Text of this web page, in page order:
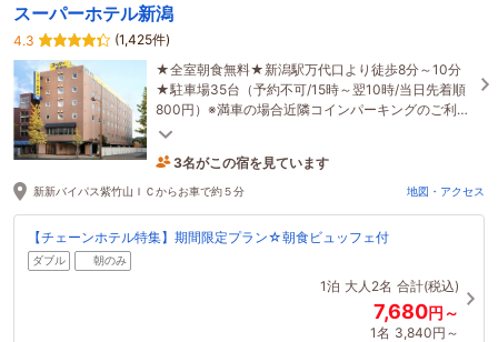
スーパーホテル新潟
4.3
(1,425件)
★全室朝食無料★新潟駅万代口より徒歩8分～10分
★駐車場35台（予約不可/15時～翌10時/当日先着順
800円）※満車の場合近隣コインパーキングのご利用
となります。料金は目安は600円～1000円24時間他
3名がこの宿を見ています
新新バイパス紫竹山ＩＣからお車で約５分 地図・アクセス
【チェーンホテル特集】期間限定プラン☆朝食ビュッフェ付
ダブル 朝のみ
1泊 大人2名 合計(税込)
7,680円～
1名 3,840円～